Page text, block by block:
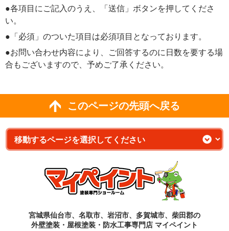
●各項目にご記入のうえ、「送信」ボタンを押してくださ
い。
●「必須」のついた項目は必須項目となっております。
●お問い合わせ内容により、ご回答するのに日数を要する場
合もございますので、予めご了承ください。
このページの先頭へ戻る
宮城県仙台市、名取市、岩沼市、多賀城市、柴田郡の
外壁塗装・屋根塗装・防水工事専門店 マイペイント